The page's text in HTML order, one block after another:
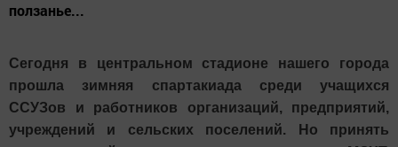
ползанье...
Сегодня в центральном стадионе нашего города
прошла зимняя спартакиада среди учащихся
ССУЗов и работников организаций, предприятий,
учреждений и сельских поселений. Но принять